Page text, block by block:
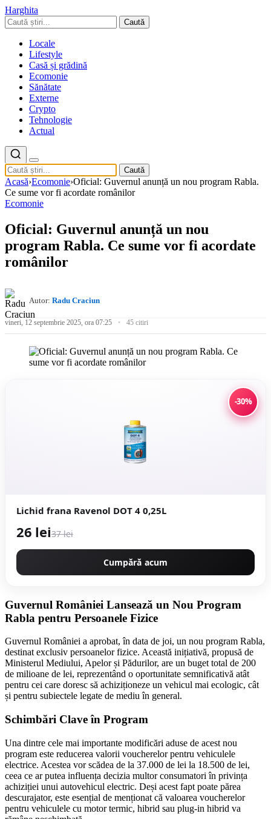
Harghita
Caută
Locale
Lifestyle
Casă și grădină
Ecomonie
Sănătate
Externe
Crypto
Tehnologie
Actual
Caută
Acasă›Ecomonie›Oficial: Guvernul anunță un nou program Rabla.
Ce sume vor fi acordate românilor
Ecomonie
Oficial: Guvernul anunță un nou
program Rabla. Ce sume vor fi acordate
românilor
Autor: Radu Craciun
vineri, 12 septembrie 2025, ora 07:25 45 citiri
-30%
Lichid frana Ravenol DOT 4 0,25L
26 lei37 lei
Cumpără acum
Guvernul României Lansează un Nou Program
Rabla pentru Persoanele Fizice
Guvernul României a aprobat, în data de joi, un nou program Rabla,
destinat exclusiv persoanelor fizice. Această inițiativă, propusă de
Ministerul Mediului, Apelor și Pădurilor, are un buget total de 200
de milioane de lei, reprezentând o oportunitate semnificativă atât
pentru cei care doresc să achiziționeze un vehicul mai ecologic, cât
și pentru subiectele legate de mediu în general.
Schimbări Clave în Program
Una dintre cele mai importante modificări aduse de acest nou
program este reducerea valorii voucherelor pentru vehiculele
electrice. Acestea vor scădea de la 37.000 de lei la 18.500 de lei,
ceea ce ar putea influența decizia multor consumatori în privința
achiziției unui autovehicul electric. Deși acest fapt poate părea
descurajator, este esențial de menționat că valoarea voucherelor
pentru vehiculele cu motor termic, hibrid sau plug-in hibrid va